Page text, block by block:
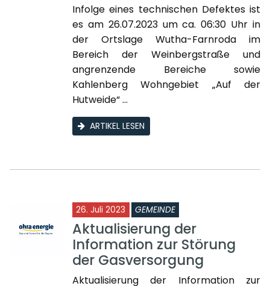
Infolge eines technischen Defektes ist
es am 26.07.2023 um ca. 06:30 Uhr in
der Ortslage Wutha-Farnroda im
Bereich der Weinbergstraße und
angrenzende Bereiche sowie
Kahlenberg Wohngebiet „Auf der
Hutweide“ ...
ARTIKEL LESEN
26. Juli 2023 GEMEINDE
Aktualisierung der
Information zur Störung
der Gasversorgung
Aktualisierung der Information zur